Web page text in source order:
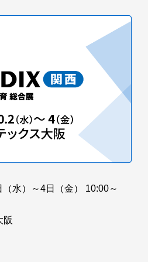
水）～4日（金） 10:00～
阪